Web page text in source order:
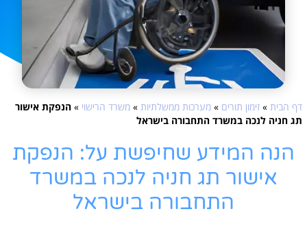
דף הבית » זימון תורים » מערכות ממשלתיות » משרד הרישוי » הנפקת אישור
תג חניה לנכה במשרד התחבורה בישראל
הנה המידע שחיפשת על: הנפקת
אישור תג חניה לנכה במשרד
התחבורה בישראל